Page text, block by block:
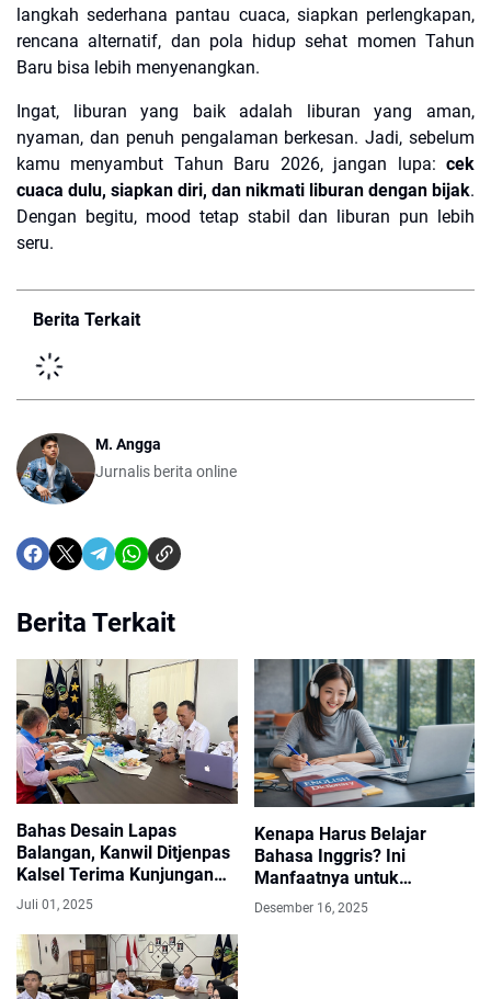
langkah sederhana pantau cuaca, siapkan perlengkapan,
rencana alternatif, dan pola hidup sehat momen Tahun
Baru bisa lebih menyenangkan.
Ingat, liburan yang baik adalah liburan yang aman,
nyaman, dan penuh pengalaman berkesan. Jadi, sebelum
kamu menyambut Tahun Baru 2026, jangan lupa: cek
cuaca dulu, siapkan diri, dan nikmati liburan dengan bijak.
Dengan begitu, mood tetap stabil dan liburan pun lebih
seru.
Berita Terkait
M. Angga
Jurnalis berita online
Berita Terkait
Bahas Desain Lapas
Balangan, Kanwil Ditjenpas
Kalsel Terima Kunjungan
Pemkab Balangan
Juli 01, 2025
Kenapa Harus Belajar
Bahasa Inggris? Ini
Manfaatnya untuk
Kehidupan Kamu
Desember 16, 2025